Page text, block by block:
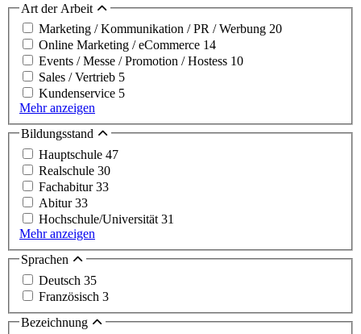
Art der Arbeit
Marketing / Kommunikation / PR / Werbung 20
Online Marketing / eCommerce 14
Events / Messe / Promotion / Hostess 10
Sales / Vertrieb 5
Kundenservice 5
Mehr anzeigen
Bildungsstand
Hauptschule 47
Realschule 30
Fachabitur33
Abitur33
Hochschule/Universität 31
Mehr anzeigen
Sprachen
Deutsch 35
Französisch 3
Bezeichnung